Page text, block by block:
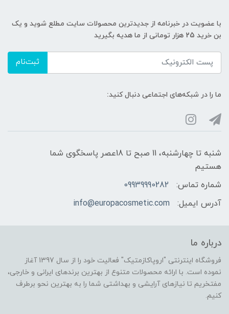
با عضویت در خبرنامه از جدیدترین محصولات سایت مطلع شوید و یک
بن خرید 25 هزار تومانی از ما هدیه بگیرید
ثبت‌نام
ما را در شبکه‌های اجتماعی دنبال کنید:
شنبه تا چهارشنبه، 11 صبح تا 18عصر پاسخگوی شما
هستیم
شماره تماس:
09939990282
آدرس ایمیل:
info@europacosmetic.com
درباره ما
فروشگاه اینترنتی "اروپاکازمتیک" فعالیت خود را از سال 1397 آغاز
نموده است. با ارائه محصولات متنوع از بهترین برندهای ایرانی و خارجی،
مفتخریم تا نیازهای آرایشی و بهداشتی شما را به بهترین نحو برطرف
کنیم.